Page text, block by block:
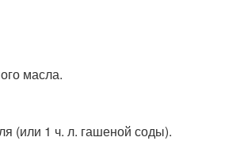
масла.
(или 1 ч. л. гашеной соды).